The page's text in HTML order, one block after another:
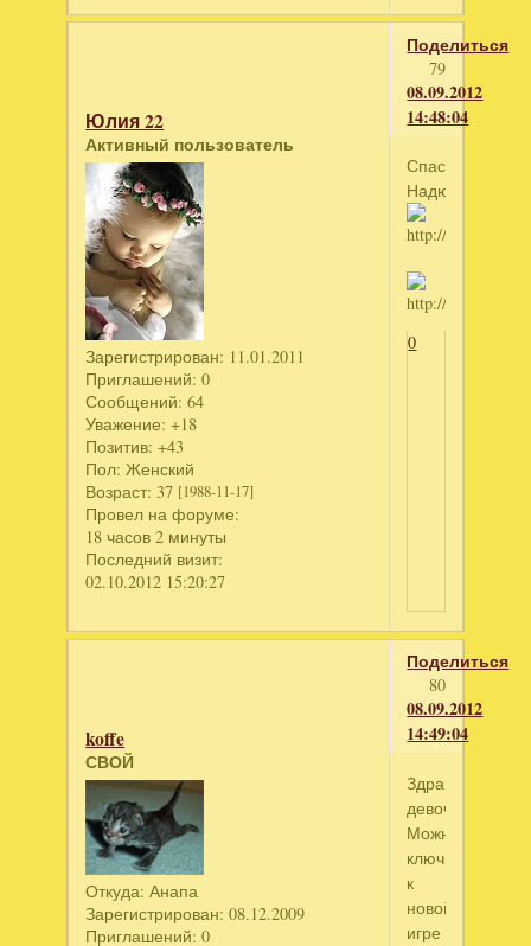
Поделиться
79
08.09.2012
14:48:04
Юлия 22
Активный пользователь
Зарегистрирован: 11.01.2011
Приглашений: 0
Сообщений: 64
Уважение: +18
Позитив: +43
Пол: Женский
Возраст: 37 [1988-11-17]
Провел на форуме:
18 часов 2 минуты
Последний визит:
02.10.2012 15:20:27
Спасибо
Надюшка!!!
0
Поделиться
80
08.09.2012
14:49:04
koffe
СВОЙ
Откуда: Анапа
Зарегистрирован: 08.12.2009
Приглашений: 0
Здравствуйте,
девочки!
Можно
ключик
к
новой
игре